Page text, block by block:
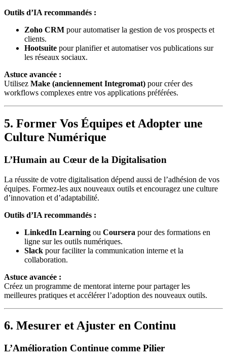
Outils d’IA recommandés :
Zoho CRM pour automatiser la gestion de vos prospects et
clients.
Hootsuite pour planifier et automatiser vos publications sur
les réseaux sociaux.
Astuce avancée :
Utilisez Make (anciennement Integromat) pour créer des
workflows complexes entre vos applications préférées.
5. Former Vos Équipes et Adopter une
Culture Numérique
L’Humain au Cœur de la Digitalisation
La réussite de votre digitalisation dépend aussi de l’adhésion de vos
équipes. Formez-les aux nouveaux outils et encouragez une culture
d’innovation et d’adaptabilité.
Outils d’IA recommandés :
LinkedIn Learning ou Coursera pour des formations en
ligne sur les outils numériques.
Slack pour faciliter la communication interne et la
collaboration.
Astuce avancée :
Créez un programme de mentorat interne pour partager les
meilleures pratiques et accélérer l’adoption des nouveaux outils.
6. Mesurer et Ajuster en Continu
L’Amélioration Continue comme Pilier